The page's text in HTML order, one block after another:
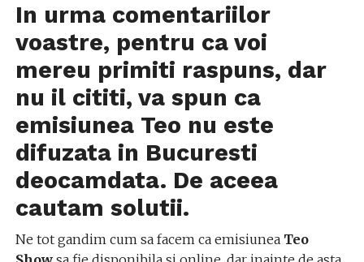
In urma comentariilor
voastre, pentru ca voi
mereu primiti raspuns, dar
nu il cititi, va spun ca
emisiunea Teo nu este
difuzata in Bucuresti
deocamdata. De aceea
cautam solutii.
Ne tot gandim cum sa facem ca emisiunea Teo